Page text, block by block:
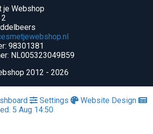
je Webshop
98301381
NL005323049B59
2012 - 2026
Settings
Website Design
5 Aug 14:50